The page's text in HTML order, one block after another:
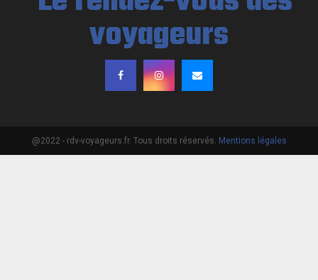
@2022 - rdv-voyageurs.fr. Tous droits réservés. Mentions légales